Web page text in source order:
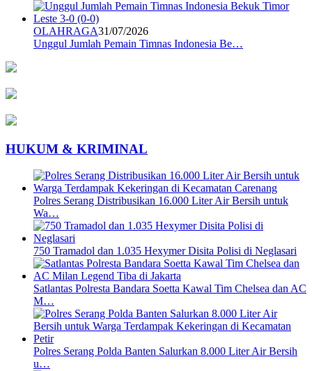
OLAHRAGA31/07/2026
Unggul Jumlah Pemain Timnas Indonesia Be…
HUKUM & KRIMINAL
Polres Serang Distribusikan 16.000 Liter Air Bersih untuk
Wa…
750 Tramadol dan 1.035 Hexymer Disita Polisi di Neglasari
Satlantas Polresta Bandara Soetta Kawal Tim Chelsea dan AC
M…
Polres Serang Polda Banten Salurkan 8.000 Liter Air Bersih
u…